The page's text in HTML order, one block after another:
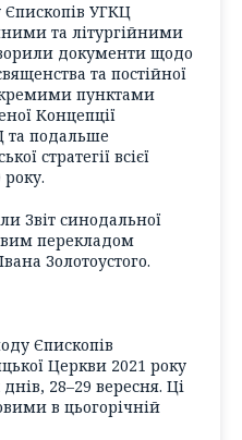
УГКЦ
та літургійними
документи щодо
та постійної
пунктами
Концепції
та подальше
стратегії всієї
Звіт синодальної
перекладом
Золотоустого.
Єпископів
Церкви 2021 року
28–29 вересня. Ці
в цьогорічній